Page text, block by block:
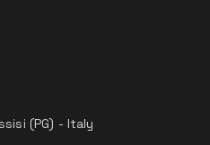
(PG) - Italy